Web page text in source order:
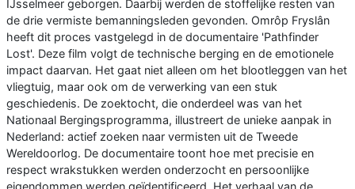
IJsselmeer geborgen. Daarbij werden de stoffelijke resten van
de drie vermiste bemanningsleden gevonden. Omrôp Fryslân
heeft dit proces vastgelegd in de documentaire 'Pathfinder
Lost'. Deze film volgt de technische berging en de emotionele
impact daarvan. Het gaat niet alleen om het blootleggen van het
vliegtuig, maar ook om de verwerking van een stuk
geschiedenis. De zoektocht, die onderdeel was van het
Nationaal Bergingsprogramma, illustreert de unieke aanpak in
Nederland: actief zoeken naar vermisten uit de Tweede
Wereldoorlog. De documentaire toont hoe met precisie en
respect wrakstukken werden onderzocht en persoonlijke
eigendommen werden geïdentificeerd. Het verhaal van de